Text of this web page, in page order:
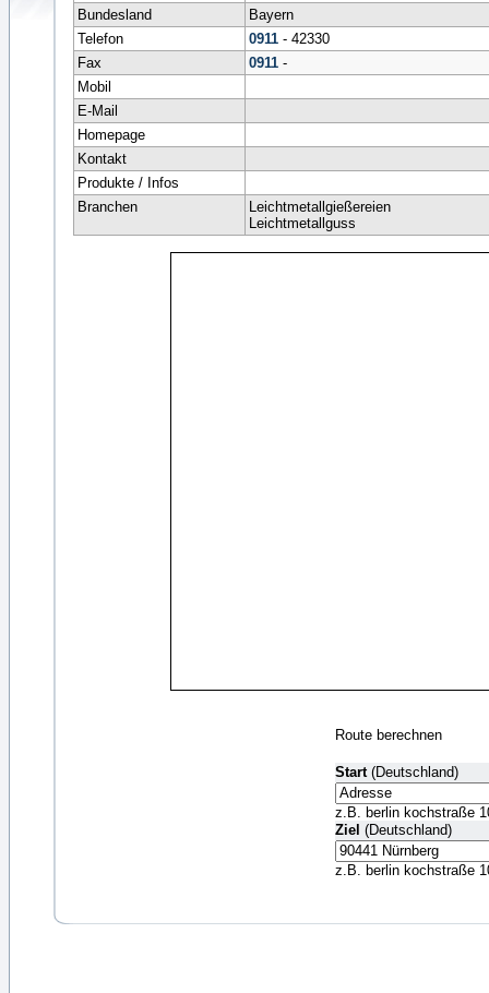
Bundesland
Bayern
Telefon
0911- 42330
Fax
0911-
Mobil
E-Mail
Homepage
Kontakt
Produkte / Infos
Branchen
Leichtmetallgießereien
Leichtmetallguss
Route berechnen
Start(Deutschland)
z.B. berlin kochstraße
Ziel (Deutschland)
z.B. berlin kochstraße